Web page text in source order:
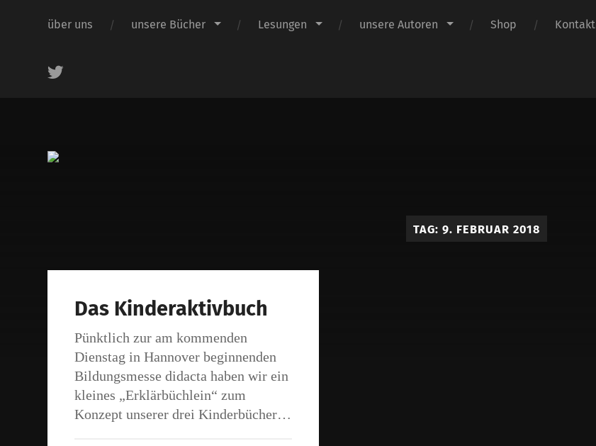
über uns unsere Bücher Lesungen unsere Autoren Shop Kontakt
Verlag
TAG: 9. FEBRUAR 2018
Das Kinderaktivbuch
Pünktlich zur am kommenden
Dienstag in Hannover beginnenden
Bildungsmesse didacta haben wir ein
kleines „Erklärbüchlein“ zum
Konzept unserer drei Kinderbücher…